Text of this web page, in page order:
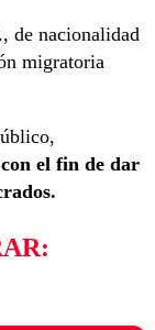
de nacionalidad
migratoria
el fin de dar